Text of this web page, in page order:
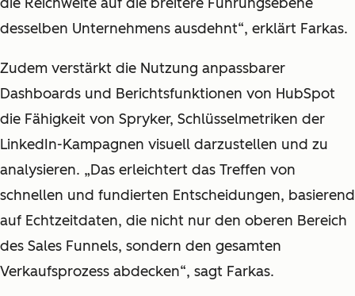
desselben Unternehmens ausdehnt“, erklärt Farkas.
Zudem verstärkt die Nutzung anpassbarer
Dashboards und Berichtsfunktionen von HubSpot
die Fähigkeit von Spryker, Schlüsselmetriken der
LinkedIn-Kampagnen visuell darzustellen und zu
analysieren. „Das erleichtert das Treffen von
schnellen und fundierten Entscheidungen, basierend
auf Echtzeitdaten, die nicht nur den oberen Bereich
des Sales Funnels, sondern den gesamten
Verkaufsprozess abdecken“, sagt Farkas.